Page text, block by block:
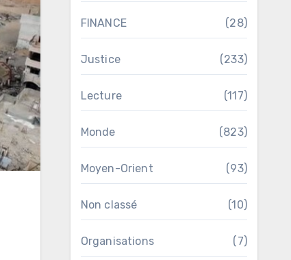
FINANCE (28)
Justice (233)
Lecture (117)
Monde (823)
Moyen-Orient (93)
Non classé (10)
Organisations (7)